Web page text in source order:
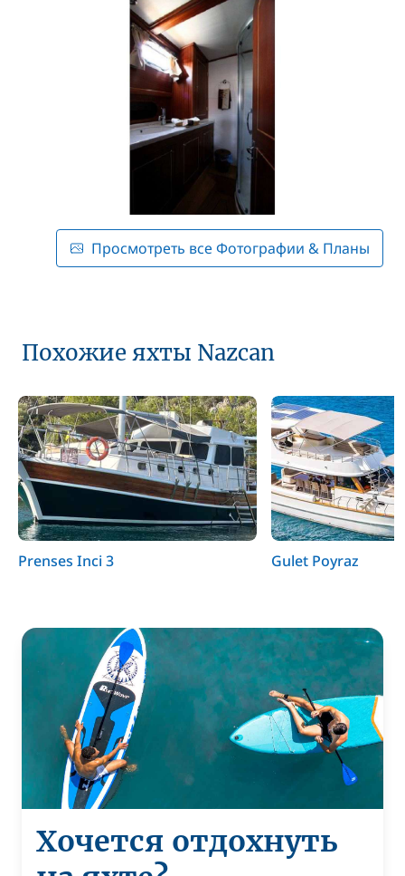
Просмотреть все Фотографии & Планы
Похожие яхты Nazcan
Prenses Inci 3 Gulet Poyraz
Хочется отдохнуть